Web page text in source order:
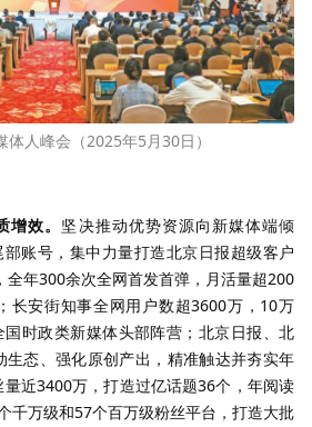
体人峰会（2025年5月30日）
效。 坚决推动优势资源向新媒体端倾
部账号，集中力量打造北京日报超级客户
全年300余次全网首发首弹，月活量超200
长安街知事全网用户数超3600万，10万
时政类新媒体头部阵营；北京日报、北
生态、强化原创产出，精准触达并夯实年
近3400万，打造过亿话题36个，年阅读
千万级和57个百万级粉丝平台，打造大批